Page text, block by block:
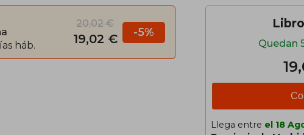
háb.
20,02 €
19,02 € -5%
Quedan
Llega entre el 18